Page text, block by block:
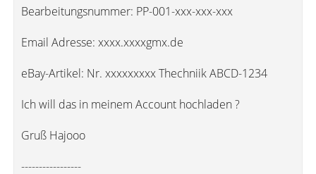
Bearbeitungsnummer: PP-001-xxx-xxx-xxx
Email Adresse: xxxx.xxxxgmx.de
eBay-Artikel: Nr. xxxxxxxxx Thechniik ABCD-1234
Ich will das in meinem Account hochladen ?
Gruß Hajooo
-----------------